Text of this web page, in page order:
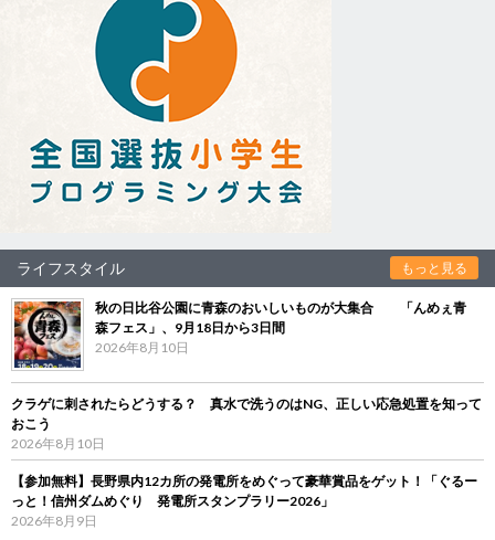
ライフスタイル もっと見る
秋の日比谷公園に青森のおいしいものが大集合 「んめぇ青
森フェス」、9月18日から3日間
2026年8月10日
クラゲに刺されたらどうする？ 真水で洗うのはNG、正しい応急処置を知って
おこう
2026年8月10日
【参加無料】長野県内12カ所の発電所をめぐって豪華賞品をゲット！「ぐるー
っと！信州ダムめぐり 発電所スタンプラリー2026」
2026年8月9日